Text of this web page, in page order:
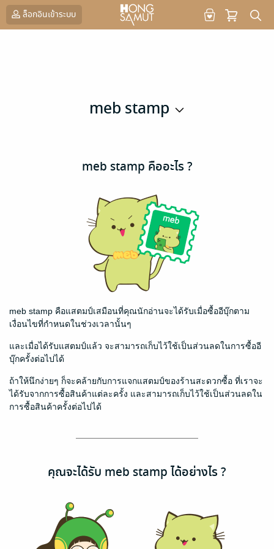
ล็อกอินเข้าระบบ
meb stamp
meb stamp คืออะไร ?
meb stamp คือแสตมป์เสมือนที่คุณนักอ่านจะได้รับเมื่อซื้ออีบุ๊กตาม
เงื่อนไขที่กำหนดในช่วงเวลานั้นๆ
และเมื่อได้รับแสตมป์แล้ว จะสามารถเก็บไว้ใช้เป็นส่วนลดในการซื้ออี
บุ๊กครั้งต่อไปได้
ถ้าให้นึกง่ายๆ ก็จะคล้ายกับการแจกแสตมป์ของร้านสะดวกซื้อ ที่เราจะ
ได้รับจากการซื้อสินค้าแต่ละครั้ง และสามารถเก็บไว้ใช้เป็นส่วนลดใน
การซื้อสินค้าครั้งต่อไปได้
คุณจะได้รับ meb stamp ได้อย่างไร ?